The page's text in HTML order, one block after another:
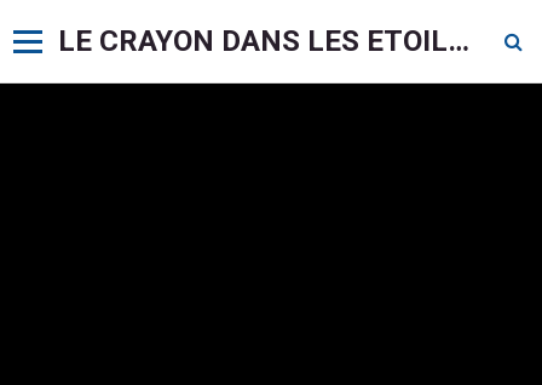
LE CRAYON DANS LES ETOILES